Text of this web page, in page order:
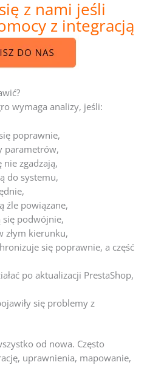
z nami jeśli
z integracją
wymaga analizy, jeśli:
poprawnie,
parametrów,
nie zgadzają,
do systemu,
źle powiązane,
podwójnie,
złym kierunku,
się poprawnie, a część
po aktualizacji PrestaShop,
się problemy z
od nowa. Często
uprawnienia, mapowanie,